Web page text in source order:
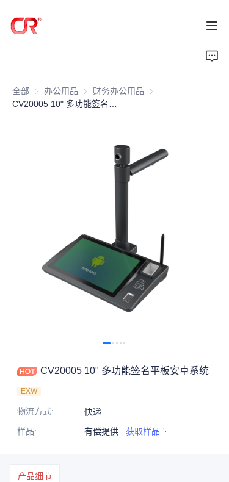
全部 办公用品 办公用品
财务办公用品 财务办公用品
CV20005 10" 多功能签名平板安卓系统
EXW
物流方式:
快递
样品: 有偿提供 获取样品
产品细节
产品